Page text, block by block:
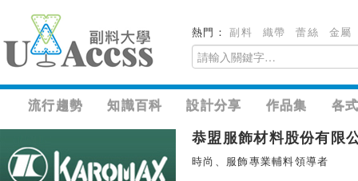
熱門：副料 織帶 蕾絲 金屬
流行趨勢 知識百科 設計分享 作品集 各
恭盟服飾材料股份有限
時尚、服飾專業輔料領導者